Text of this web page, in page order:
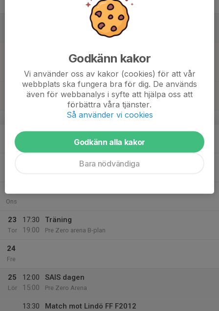
F14 A/B Västra
PreZero Arena B
11:00
Kiosk (hemmamatch vs. Kenty)
Pre Zero Arena
v.17
Mån
19:00
Träning
Pre Zero arena plan C
Ons
23
Tor
17:30
19:00
Träning
Pre Zero arena B-plan
24
Fre
25
Lör
12:00
15:00
SAIS dagen
Pre Zero Arena
13:30
Match mot Lindö FF F2012
Godkänn kakor
Vi använder oss av kakor (cookies) för att vår
webbplats ska fungera bra för dig. De används
även för webbanalys i syfte att hjälpa oss att
förbättra våra tjänster.
Så använder vi cookies
Godkänn alla kakor
Bara nödvändiga